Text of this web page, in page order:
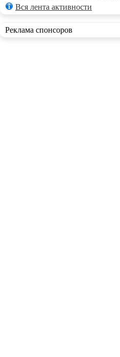
Вся лента активности
Реклама спонсоров